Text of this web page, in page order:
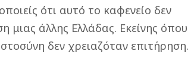
ότι αυτό το καφενείο δεν
μιας άλλης Ελλάδας. Εκείνης όπου
δεν χρειαζόταν επιτήρηση.